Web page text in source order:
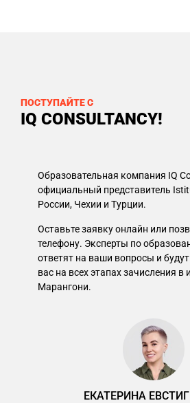
ПОСТУПАЙТЕ С
IQ CONSULTANCY!
ЕКАТЕРИНА
Образовательная компания IQ
официальный представитель
России, Чехии и Турции.
Оставьте заявку онлайн или
телефону. Эксперты по
ответят на ваши вопросы и
вас на всех этапах зачисления в
Марангони.